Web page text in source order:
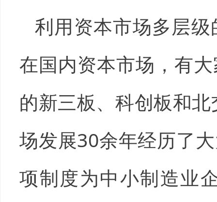
利用资本市场多层
在国内资本市场，有
的新三板、科创板和
场发展30余年经历了
项制度为中小制造业